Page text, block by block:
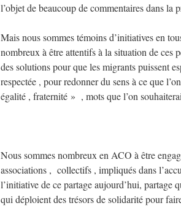
l’objet de beaucoup de commentaires dans la
Mais nous sommes témoins d’initiatives en
nombreux à être attentifs à la situation de ces
des solutions pour que les migrants puissent
respectée , pour redonner du sens à ce que
égalité , fraternité » , mots que l’on
Nous sommes nombreux en ACO à être
associations , collectifs , impliqués dans
l’initiative de ce partage aujourd’hui,
qui déploient des trésors de solidarité pour